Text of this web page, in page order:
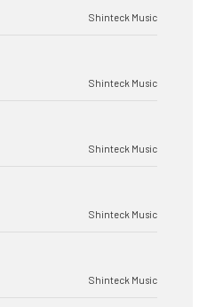
Shinteck Music
Shinteck Music
Shinteck Music
Shinteck Music
Shinteck Music